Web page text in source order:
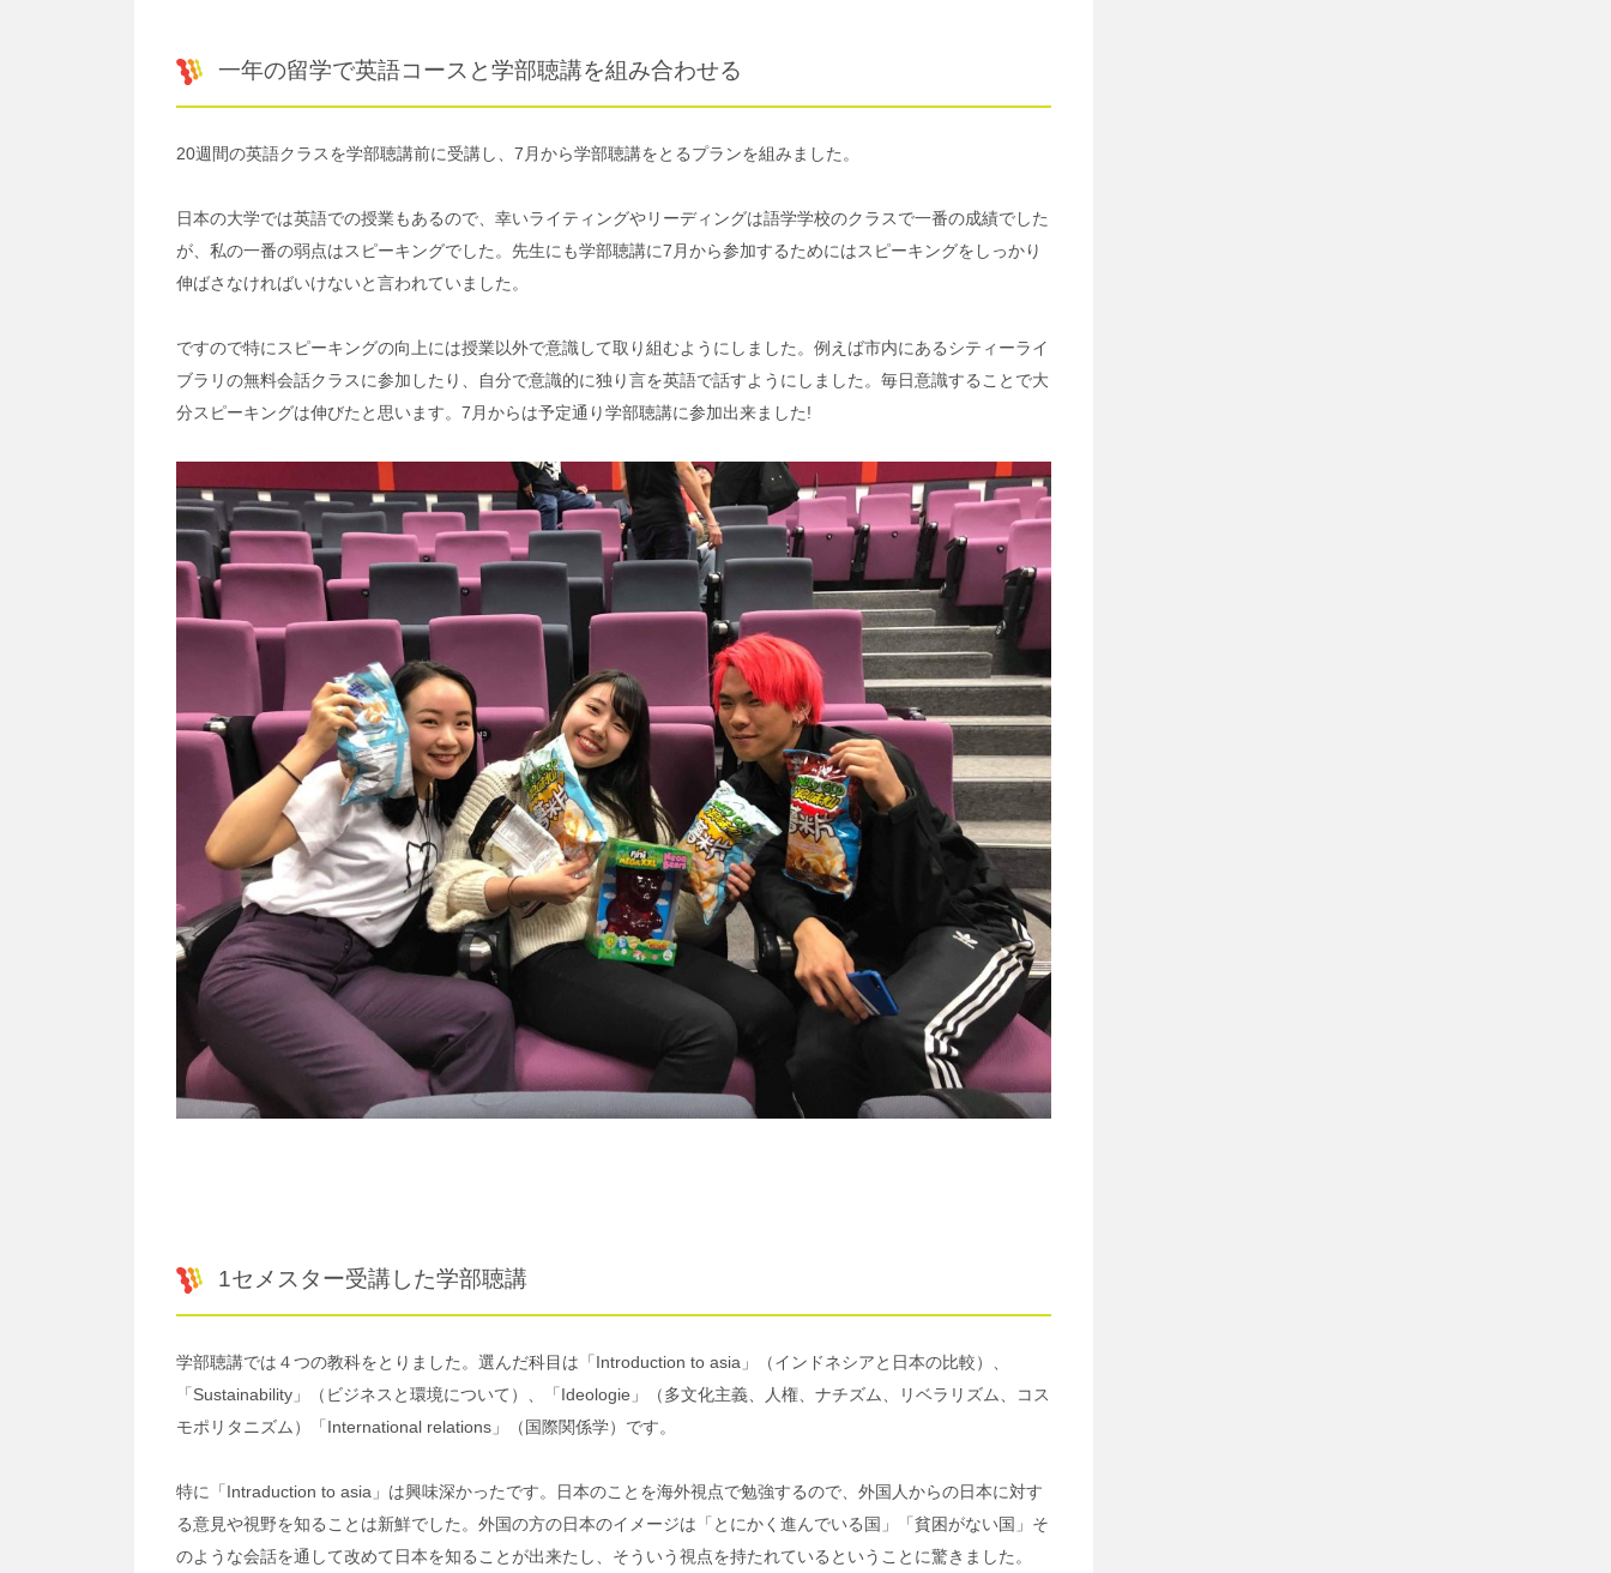
一年の留学で英語コースと学部聴講を組み合わせる
20週間の英語クラスを学部聴講前に受講し、7月から学部聴講をとるプランを組みました。
日本の大学では英語での授業もあるので、幸いライティングやリーディングは語学学校のクラスで一番の成績でした
が、私の一番の弱点はスピーキングでした。先生にも学部聴講に7月から参加するためにはスピーキングをしっかり
伸ばさなければいけないと言われていました。
ですので特にスピーキングの向上には授業以外で意識して取り組むようにしました。例えば市内にあるシティーライ
ブラリの無料会話クラスに参加したり、自分で意識的に独り言を英語で話すようにしました。毎日意識することで大
分スピーキングは伸びたと思います。7月からは予定通り学部聴講に参加出来ました!
1セメスター受講した学部聴講
学部聴講では４つの教科をとりました。選んだ科目は「Introduction to asia」（インドネシアと日本の比較）、
「Sustainability」（ビジネスと環境について）、「Ideologie」（多文化主義、人権、ナチズム、リベラリズム、コス
モポリタニズム）「International relations」（国際関係学）です。
特に「Intraduction to asia」は興味深かったです。日本のことを海外視点で勉強するので、外国人からの日本に対す
る意見や視野を知ることは新鮮でした。外国の方の日本のイメージは「とにかく進んでいる国」「貧困がない国」そ
のような会話を通して改めて日本を知ることが出来たし、そういう視点を持たれているということに驚きました。